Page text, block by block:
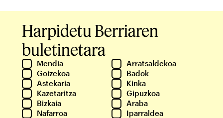
Harpidetu Berriaren
buletinetara
Mendia
Arratsaldekoa
Goizekoa
Badok
Astekaria
Kinka
Kazetaritza
Gipuzkoa
Bizkaia
Araba
Nafarroa
Iparraldea